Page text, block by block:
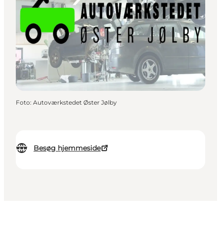
Besøg hjemmeside
Foto: Autoværkstedet Øster Jølby